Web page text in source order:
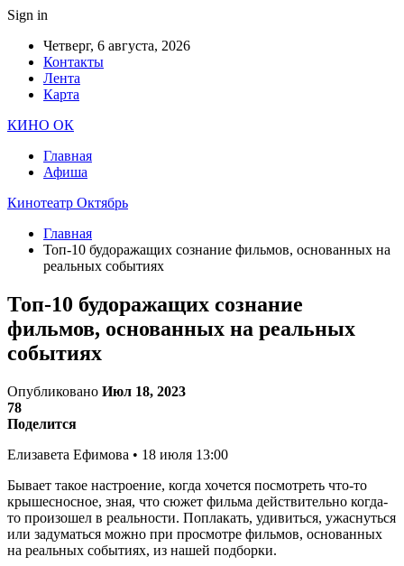
Sign in
Четверг, 6 августа, 2026
Контакты
Лента
Карта
КИНО ОК
Главная
Афиша
Кинотеатр Октябрь
Главная
Топ-10 будоражащих сознание фильмов, основанных на
реальных событиях
Топ-10 будоражащих сознание
фильмов, основанных на реальных
событиях
Опубликовано Июл 18, 2023
78
Поделится
Елизавета Ефимова • 18 июля 13:00
Бывает такое настроение, когда хочется посмотреть что-то
крышесносное, зная, что сюжет фильма действительно когда-
то произошел в реальности. Поплакать, удивиться, ужаснуться
или задуматься можно при просмотре фильмов, основанных
на реальных событиях, из нашей подборки.